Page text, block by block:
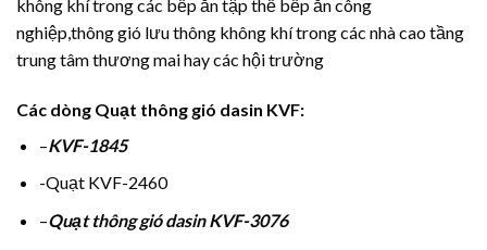
không khí trong các bếp ăn tập thể bếp ăn công
nghiệp,thông gió lưu thông không khí trong các nhà cao tầng
trung tâm thương mai hay các hội trường
Các dòng Quạt thông gió dasin KVF:
–KVF-1845
-Quạt KVF-2460
–Quạt thông gió dasin KVF-3076